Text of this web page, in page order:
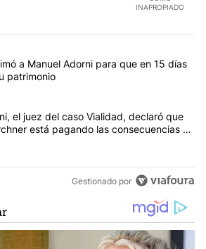
INAPROPIADO
artículos con más comentarios en los
con el título "El fiscal intimó a Manuel
a Manuel Adorni para que en 15 días
patrimonio
con el título "Jorge Gorini, el juez del
el juez del caso Vialidad, declaró que
está pagando las consecuencias de
delito comprobado"
Gestionado por